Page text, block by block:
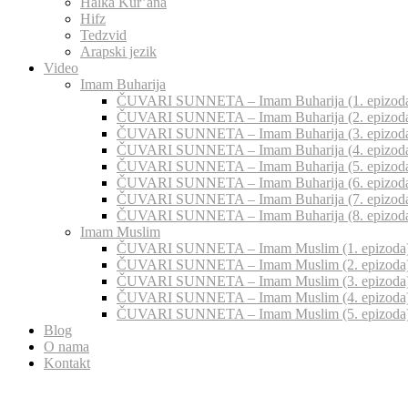
Hifz
Tedzvid
Arapski jezik
Video
Imam Buharija
ČUVARI SUNNETA – Imam Buharija (1.
ČUVARI SUNNETA – Imam Buharija (2.
ČUVARI SUNNETA – Imam Buharija (3.
ČUVARI SUNNETA – Imam Buharija (4.
ČUVARI SUNNETA – Imam Buharija (5.
ČUVARI SUNNETA – Imam Buharija (6.
ČUVARI SUNNETA – Imam Buharija (7.
ČUVARI SUNNETA – Imam Buharija (8.
Imam Muslim
ČUVARI SUNNETA – Imam Muslim (1.
ČUVARI SUNNETA – Imam Muslim (2.
ČUVARI SUNNETA – Imam Muslim (3.
ČUVARI SUNNETA – Imam Muslim (4.
ČUVARI SUNNETA – Imam Muslim (5.
Blog
O nama
Kontakt